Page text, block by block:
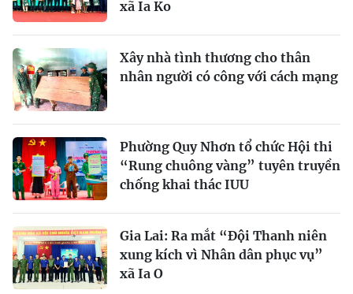
xã Ia Ko
Xây nhà tình thương cho thân
nhân người có công với cách mạng
Phường Quy Nhơn tổ chức Hội thi
“Rung chuông vàng” tuyên truyền
chống khai thác IUU
Gia Lai: Ra mắt “Đội Thanh niên
xung kích vì Nhân dân phục vụ”
xã Ia O